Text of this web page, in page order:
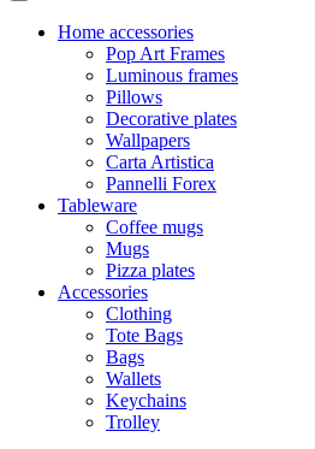
Home accessories
Pop Art Frames
Luminous frames
Pillows
Decorative plates
Wallpapers
Carta Artistica
Pannelli Forex
Tableware
Coffee mugs
Mugs
Pizza plates
Accessories
Clothing
Tote Bags
Bags
Wallets
Keychains
Trolley